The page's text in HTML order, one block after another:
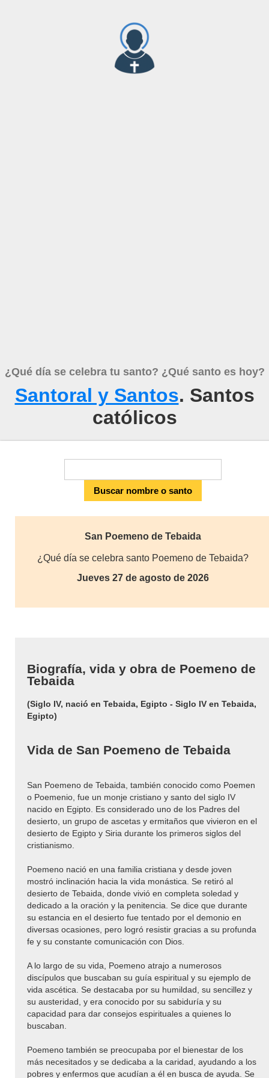
¿Qué día se celebra tu santo? ¿Qué santo es hoy?
Santoral y Santos. Santos
católicos
San Poemeno de Tebaida
¿Qué día se celebra santo Poemeno de Tebaida?
Jueves 27 de agosto de 2026
Biografía, vida y obra de Poemeno de
Tebaida
(Siglo IV, nació en Tebaida, Egipto - Siglo IV en Tebaida,
Egipto)
Vida de San Poemeno de Tebaida
San Poemeno de Tebaida, también conocido como Poemen
o Poemenio, fue un monje cristiano y santo del siglo IV
nacido en Egipto. Es considerado uno de los Padres del
desierto, un grupo de ascetas y ermitaños que vivieron en el
desierto de Egipto y Siria durante los primeros siglos del
cristianismo.
Poemeno nació en una familia cristiana y desde joven
mostró inclinación hacia la vida monástica. Se retiró al
desierto de Tebaida, donde vivió en completa soledad y
dedicado a la oración y la penitencia. Se dice que durante
su estancia en el desierto fue tentado por el demonio en
diversas ocasiones, pero logró resistir gracias a su profunda
fe y su constante comunicación con Dios.
A lo largo de su vida, Poemeno atrajo a numerosos
discípulos que buscaban su guía espiritual y su ejemplo de
vida ascética. Se destacaba por su humildad, su sencillez y
su austeridad, y era conocido por su sabiduría y su
capacidad para dar consejos espirituales a quienes lo
buscaban.
Poemeno también se preocupaba por el bienestar de los
más necesitados y se dedicaba a la caridad, ayudando a los
pobres y enfermos que acudían a él en busca de ayuda. Se